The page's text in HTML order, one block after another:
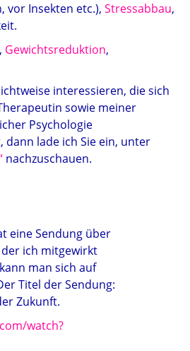
vor Insekten etc.), Stressabbau,
, Gewichtsreduktion,
interessieren, die sich
sowie meiner
Psychologie
lade ich Sie ein, unter
nachzuschauen.
eine Sendung über
ich mitgewirkt
man sich auf
Titel der Sendung:
Zukunft.
watch?